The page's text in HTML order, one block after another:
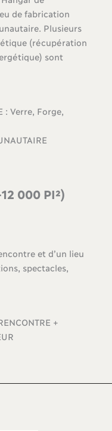
de fabrication
Plusieurs
(récupération
sont
: Verre, Forge,
000 PI²)
et d’un lieu
spectacles,
+